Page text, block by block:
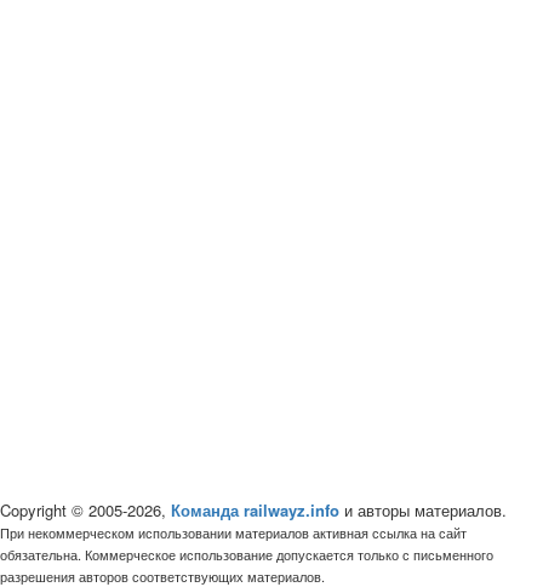
Copyright © 2005-2026, Команда railwayz.info и авторы материалов.
При некоммерческом использовании материалов активная ссылка на сайт
обязательна. Коммерческое использование допускается только с письменного
разрешения авторов соответствующих материалов.